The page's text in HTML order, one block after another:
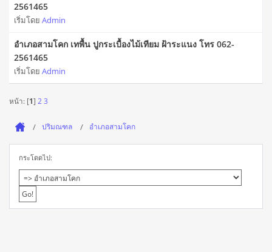
2561465
เริ่มโดย Admin
อำเภอสามโคก เทพื้น ปูกระเบื้องไม้เทียม ฝ้าระแนง โทร 062-
2561465
เริ่มโดย Admin
หน้า: [1] 23
ปริมณฑล อำเภอสามโคก
กระโดดไป: